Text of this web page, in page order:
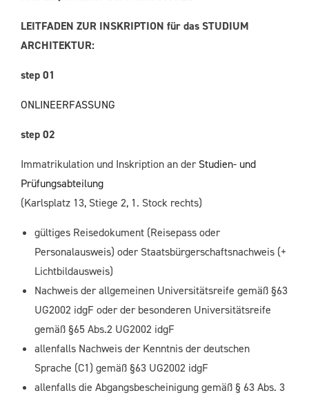
LEITFADEN ZUR INSKRIPTION für das STUDIUM
ARCHITEKTUR:
step 01
ONLINEERFASSUNG
step 02
Immatrikulation und Inskription an der Studien- und
Prüfungsabteilung
(Karlsplatz 13, Stiege 2, 1. Stock rechts)
gültiges Reisedokument (Reisepass oder
Personalausweis) oder Staatsbürgerschaftsnachweis (+
Lichtbildausweis)
Nachweis der allgemeinen Universitätsreife gemäß §63
UG2002 idgF oder der besonderen Universitätsreife
gemäß §65 Abs.2 UG2002 idgF
allenfalls Nachweis der Kenntnis der deutschen
Sprache (C1) gemäß §63 UG2002 idgF
allenfalls die Abgangsbescheinigung gemäß § 63 Abs. 3